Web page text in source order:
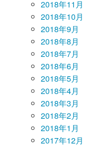
2018年11月
2018年10月
2018年9月
2018年8月
2018年7月
2018年6月
2018年5月
2018年4月
2018年3月
2018年2月
2018年1月
2017年12月